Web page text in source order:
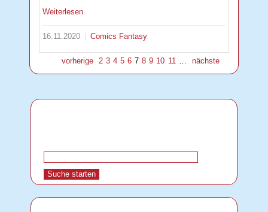
Weiterlesen
16.11.2020 Comics Fantasy
vorherige 2 3 4 5 6 7 8 9 10 11 nächste